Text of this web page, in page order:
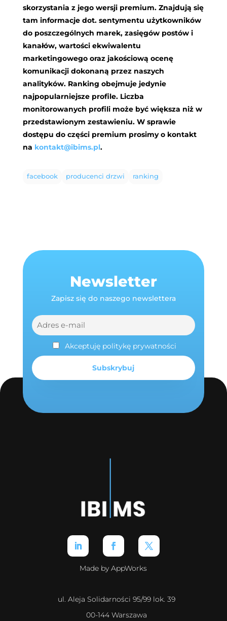
skorzystania z jego wersji premium. Znajdują się
tam informacje dot. sentymentu użytkowników
do poszczególnych marek, zasięgów postów i
kanałów, wartości ekwiwalentu
marketingowego oraz jakościową ocenę
komunikacji dokonaną przez naszych
analityków. Ranking obejmuje jedynie
najpopularniejsze profile. Liczba
monitorowanych profili może być większa niż w
przedstawionym zestawieniu. W sprawie
dostępu do części premium prosimy o kontakt
na kontakt@ibims.pl.
facebook producenci drzwi ranking
Newsletter
Zapisz się do naszego newslettera
Akceptuję politykę prywatności
Made by AppWorks
ul. Aleja Solidarności 95/99 lok. 39
00-144 Warszawa